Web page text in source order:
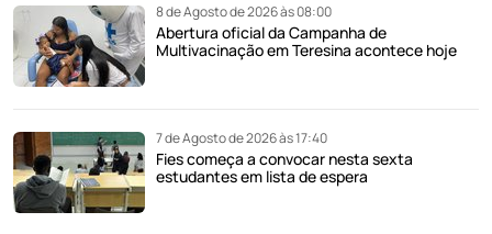
8 de Agosto de 2026 às 08:00
Abertura oficial da Campanha de
Multivacinação em Teresina acontece hoje
7 de Agosto de 2026 às 17:40
Fies começa a convocar nesta sexta
estudantes em lista de espera